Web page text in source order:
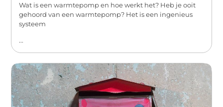
Wat is een warmtepomp en hoe werkt het? Heb je ooit
gehoord van een warmtepomp? Het is een ingenieus
systeem
...